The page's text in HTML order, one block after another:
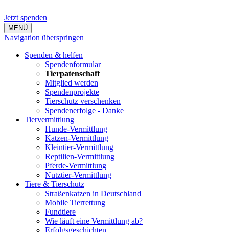
Jetzt spenden
MENÜ
Navigation überspringen
Spenden & helfen
Spendenformular
Tierpatenschaft
Mitglied werden
Spendenprojekte
Tierschutz verschenken
Spendenerfolge - Danke
Tiervermittlung
Hunde-Vermittlung
Katzen-Vermittlung
Kleintier-Vermittlung
Reptilien-Vermittlung
Pferde-Vermittlung
Nutztier-Vermittlung
Tiere & Tierschutz
Straßenkatzen in Deutschland
Mobile Tierrettung
Fundtiere
Wie läuft eine Vermittlung ab?
Erfolgsgeschichten